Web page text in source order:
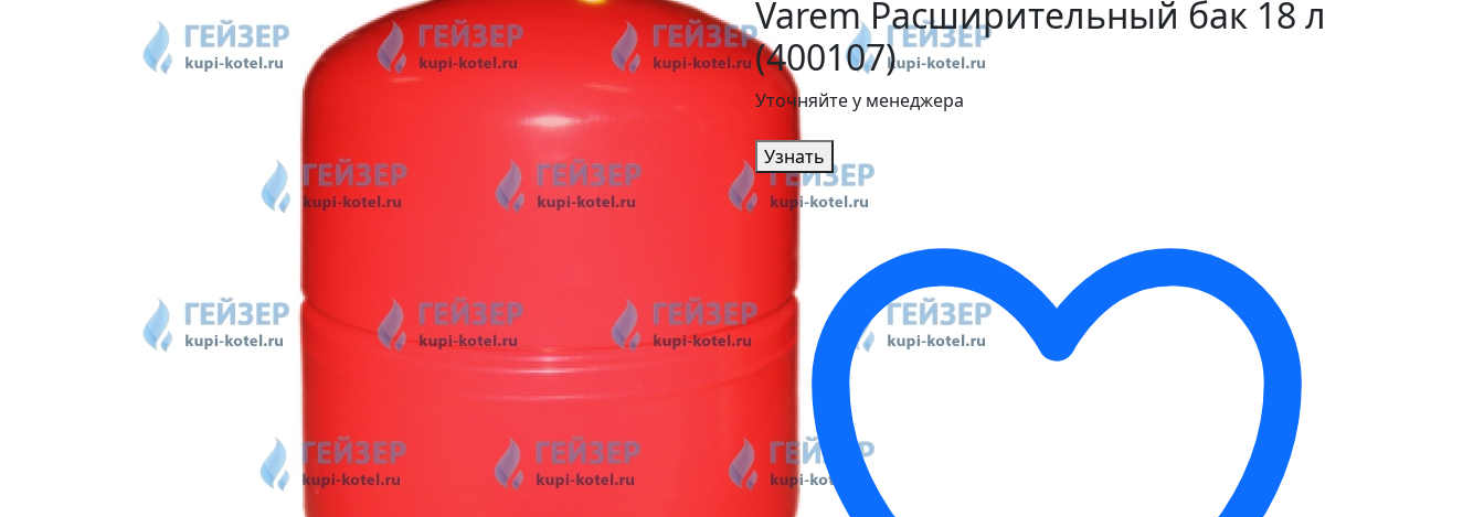
Varem Расширительный бак 18 л
(400107)
Уточняйте у менеджера
Узнать